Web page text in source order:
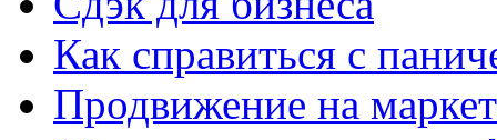
Как справиться с
Продвижение на